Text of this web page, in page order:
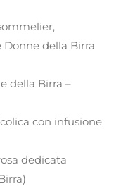
Donne della Birra
della Birra –
con infusione
dedicata